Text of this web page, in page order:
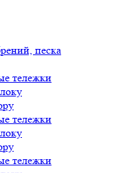
песка
тележки
тележки
тележки